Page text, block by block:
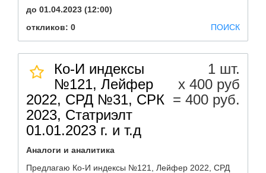
до 01.04.2023 (12:00)
откликов: 0
ПОИСК
Ко-И индексы
№121, Лейфер
2022, СРД №31, СРК
2023, Статриэлт
01.01.2023 г. и т.д
1 шт.
х 400 руб
= 400 руб.
Аналоги и аналитика
Предлагаю Ко-И индексы №121, Лейфер 2022, СРД